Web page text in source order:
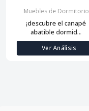
Muebles de Dormitorio
¡descubre el canapé
abatible dormid...
Ver Análisis